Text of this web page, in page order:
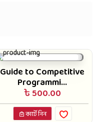
Guide to Competitive
Programmi...
৳ 500.00
কার্টে নিন